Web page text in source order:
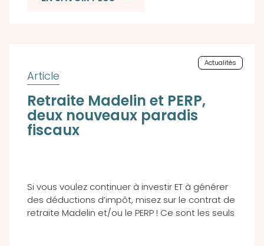
Actualités
Retraite Madelin et PERP,
deux nouveaux paradis
fiscaux
Si vous voulez continuer à investir ET à générer
des déductions d’impôt, misez sur le contrat de
retraite Madelin et/ou le PERP ! Ce sont les seuls